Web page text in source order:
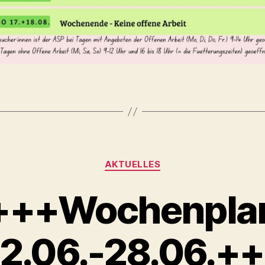
Kategorien
AKTUELLES